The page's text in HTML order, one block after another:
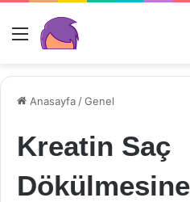
Menü
Anasayfa /Genel
Kreatin Saç